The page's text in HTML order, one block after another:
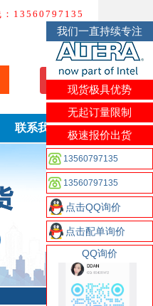
：13560797135
我要询价
联系我们
我们一直持续专注
现货极具优势
无起订量限制
极速报价出货
13560797135
13560797135
点击QQ询价
点击配单询价
QQ询价